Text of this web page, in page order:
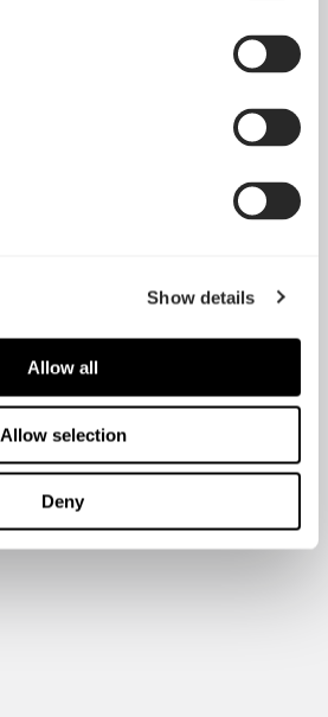
Show details
Allow all
Allow selection
Deny